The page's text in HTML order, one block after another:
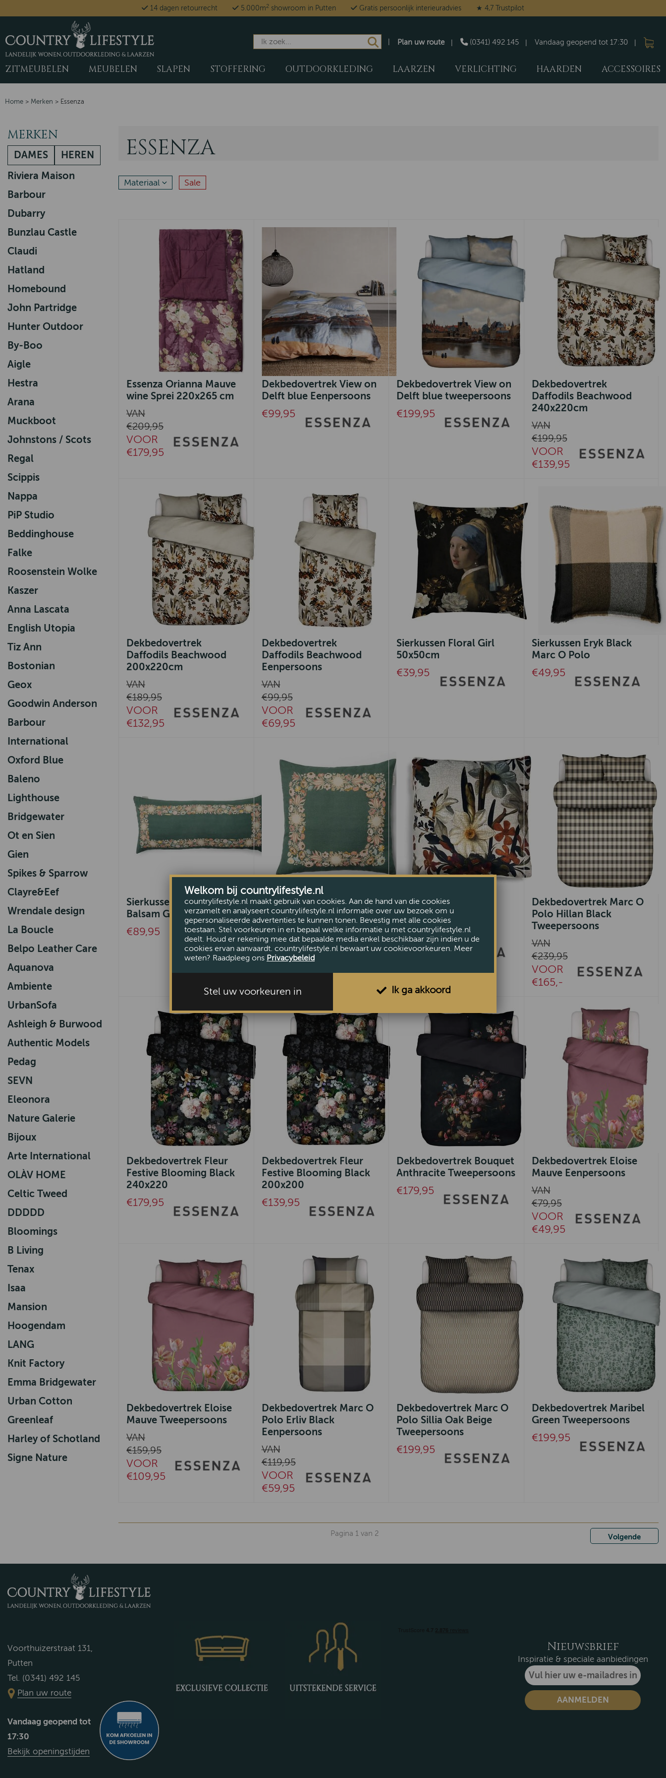
14 dagen retourrecht 5.000m2 showroom in Putten Gratis persoonlijk interieuradvies ★ 4,7 Trustpilot
Vandaag geopend tot 17:30
(0341) 492 145
Plan uw route
ZITMEUBELEN MEUBELEN SLAPEN STOFFERING OUTDOORKLEDING LAARZEN VERLICHTING HAARDEN ACCESSOIRES
Home > Merken > Essenza
MERKEN
DAMES
HEREN
Riviera Maison
Barbour
Dubarry
Bunzlau Castle
Claudi
Hatland
Homebound
John Partridge
Hunter Outdoor
By-Boo
Aigle
Hestra
Arana
Muckboot
Johnstons / Scots
Regal
Scippis
Nappa
PiP Studio
Beddinghouse
Falke
Roosenstein Wolke
Kaszer
Anna Lascata
English Utopia
Tiz Ann
Bostonian
Geox
Goodwin Anderson
Barbour
International
Oxford Blue
Baleno
Lighthouse
Bridgewater
Ot en Sien
Gien
Spikes & Sparrow
Clayre&Eef
Wrendale design
La Boucle
Belpo Leather Care
Aquanova
Ambiente
UrbanSofa
Ashleigh & Burwood
Authentic Models
Pedag
SEVN
Eleonora
Nature Galerie
Bijoux
Arte International
OLÀV HOME
Celtic Tweed
DDDDD
Bloomings
B Living
Tenax
Isaa
Mansion
Hoogendam
LANG
Knit Factory
Emma Bridgewater
Urban Cotton
Greenleaf
Harley of Schotland
Signe Nature
ESSENZA
Materiaal Sale
Essenza Orianna Mauve
wine Sprei 220x265 cm
VAN
€209,95
VOOR
€179,95
Dekbedovertrek View on
Delft blue Eenpersoons
€99,95
Dekbedovertrek View on
Delft blue tweepersoons
€199,95
Dekbedovertrek
Daffodils Beachwood
240x220cm
VAN
€199,95
VOOR
€139,95
Dekbedovertrek
Daffodils Beachwood
200x220cm
VAN
€189,95
VOOR
€132,95
Dekbedovertrek
Daffodils Beachwood
Eenpersoons
VAN
€99,95
VOOR
€69,95
Sierkussen Floral Girl
50x50cm
€39,95
Sierkussen Eryk Black
Marc O Polo
€49,95
Sierkussen Veroniq
Balsam Green 40x90cm
€89,95
Sierkussen Veroniq
Balsam Green 50x50cm
€59,95
Sierkussen Daffodils
Beachwood white
50x50cm
€39,95
Dekbedovertrek Marc O
Polo Hillan Black
Tweepersoons
VAN
€239,95
VOOR
€165,-
Dekbedovertrek Fleur
Festive Blooming Black
240x220
€179,95
Dekbedovertrek Fleur
Festive Blooming Black
200x200
€139,95
Dekbedovertrek Bouquet
Anthracite Tweepersoons
€179,95
Dekbedovertrek Eloise
Mauve Eenpersoons
VAN
€79,95
VOOR
€49,95
Dekbedovertrek Eloise
Mauve Tweepersoons
VAN
€159,95
VOOR
€109,95
Dekbedovertrek Marc O
Polo Erliv Black
Eenpersoons
VAN
€119,95
VOOR
€59,95
Dekbedovertrek Marc O
Polo Sillia Oak Beige
Tweepersoons
€199,95
Dekbedovertrek Maribel
Green Tweepersoons
€199,95
Pagina 1 van 2 Volgende
Voorthuizerstraat 131,
Putten
Tel. (0341) 492 145
Plan uw route
Vandaag geopend tot
17:30
Bekijk openingstijden
Nieuwsbrief
Inspiratie & speciale aanbiedingen
Welkom bij countrylifestyle.nl
countrylifestyle.nl maakt gebruik van cookies. Aan de hand van die cookies
verzamelt en analyseert countrylifestyle.nl informatie over uw bezoek om u
gepersonaliseerde advertenties te kunnen tonen. Bevestig met alle cookies
toestaan. Stel voorkeuren in en bepaal welke informatie u met countrylifestyle.nl
deelt. Houd er rekening mee dat bepaalde media enkel beschikbaar zijn indien u de
cookies ervan aanvaardt. countrylifestyle.nl bewaart uw cookievoorkeuren. Meer
weten? Raadpleeg ons Privacybeleid
Stel uw voorkeuren in Ik ga akkoord